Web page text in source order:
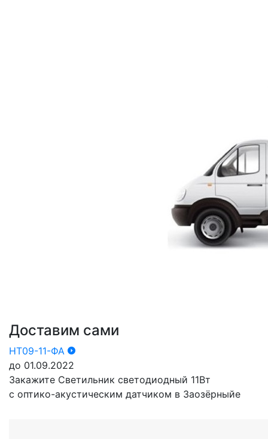
Доставим сами
НТ09-11-ФА
до 01.09.2022
Закажите Светильник светодиодный 11Вт
с оптико-акустическим датчиком в Заозёрныйе